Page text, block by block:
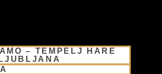
– TEMPELJ HARE